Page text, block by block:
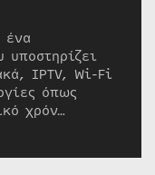
ένα
υποστηρίζει
IPTV, Wi-Fi
όπως
χρόν…